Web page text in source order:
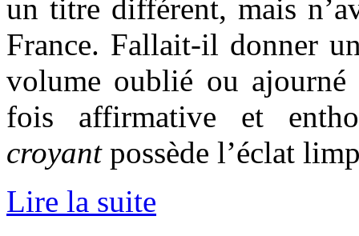
un titre différent, mais
France. Fallait-il donner
volume oublié ou
fois affirmative et
croyant possède l’éclat
Lire la suite